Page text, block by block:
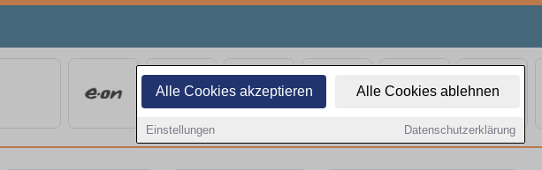
Alle Cookies akzeptieren Alle Cookies ablehnen
Einstellungen Datenschutzerklärung